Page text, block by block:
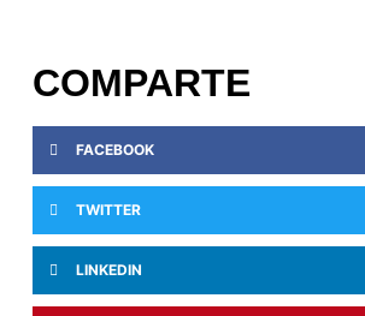
COMPARTE
FACEBOOK
TWITTER
LINKEDIN